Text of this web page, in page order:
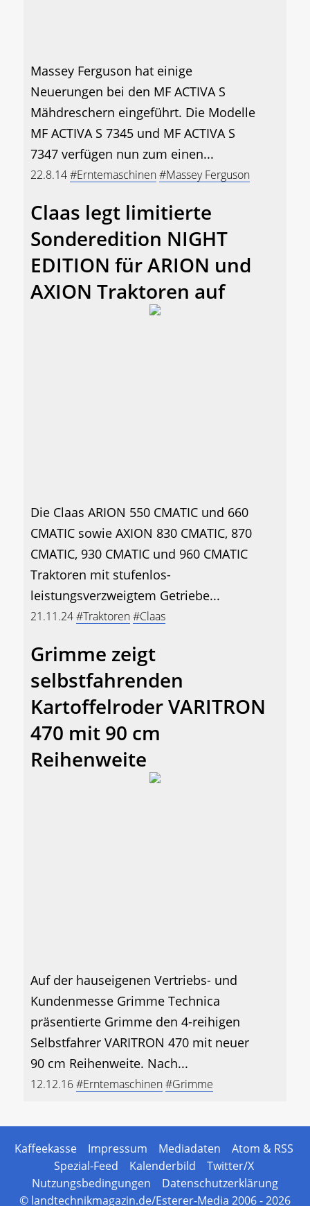
Massey Ferguson hat einige
Neuerungen bei den MF ACTIVA S
Mähdreschern eingeführt. Die Modelle
MF ACTIVA S 7345 und MF ACTIVA S
7347 verfügen nun zum einen...
22.8.14#Erntemaschinen#Massey Ferguson
Claas legt limitierte
Sonderedition NIGHT
EDITION für ARION und
AXION Traktoren auf
Die Claas ARION 550 CMATIC und 660
CMATIC sowie AXION 830 CMATIC, 870
CMATIC, 930 CMATIC und 960 CMATIC
Traktoren mit stufenlos-
leistungsverzweigtem Getriebe...
21.11.24#Traktoren#Claas
Grimme zeigt
selbstfahrenden
Kartoffelroder VARITRON
470 mit 90 cm
Reihenweite
Auf der hauseigenen Vertriebs- und
Kundenmesse Grimme Technica
präsentierte Grimme den 4-reihigen
Selbstfahrer VARITRON 470 mit neuer
90 cm Reihenweite. Nach...
12.12.16#Erntemaschinen#Grimme
Kaffeekasse Impressum Mediadaten
Atom & RSS
Spezial-Feed
Kalenderbild
Twitter/X
Nutzungsbedingungen
Datenschutzerklärung
© landtechnikmagazin.de/Esterer-Media 2006 - 2026